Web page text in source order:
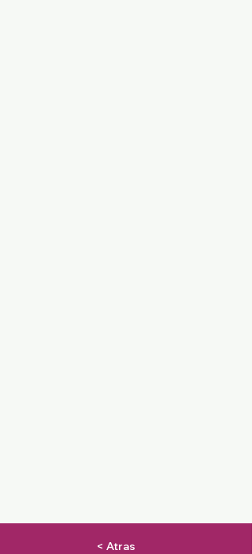
< Atras